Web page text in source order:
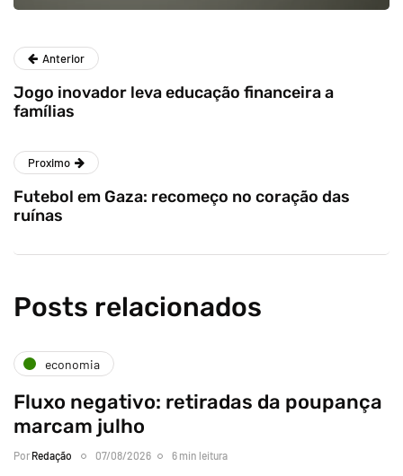
Anterior
Jogo inovador leva educação financeira a
famílias
Proximo
Futebol em Gaza: recomeço no coração das
ruínas
Posts relacionados
economia
Fluxo negativo: retiradas da poupança
marcam julho
Por Redação 07/08/2026 6 min leitura